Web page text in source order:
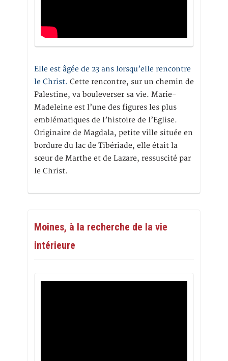
Elle est âgée de 23 ans lorsqu’elle rencontre
le Christ. Cette rencontre, sur un chemin de
Palestine, va bouleverser sa vie. Marie-
Madeleine est l’une des figures les plus
emblématiques de l’histoire de l’Eglise.
Originaire de Magdala, petite ville située en
bordure du lac de Tibériade, elle était la
sœur de Marthe et de Lazare, ressuscité par
le Christ.
Moines, à la recherche de la vie
intérieure